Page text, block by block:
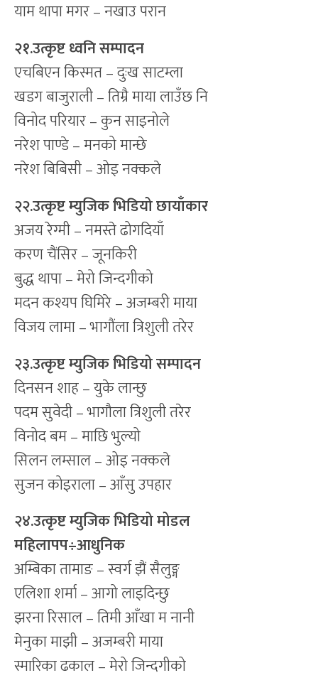
याम थापा मगर – नखाउ परान
२१.उत्कृष्ट ध्वनि सम्पादन
एचबिएन किस्मत – दुःख साटम्ला
खडग बाजुराली – तिम्रै माया लाउँछ नि
विनोद परियार – कुन साइनोले
नरेश पाण्डे – मनको मान्छे
नरेश बिबिसी – ओइ नक्कले
२२.उत्कृष्ट म्युजिक भिडियो छायाँकार
अजय रेग्मी – नमस्ते ढोगदियाँ
करण चैंसिर – जूनकिरी
बुद्ध थापा – मेरो जिन्दगीको
मदन कश्यप घिमिरे – अजम्बरी माया
विजय लामा – भागौंला त्रिशुली तरेर
२३.उत्कृष्ट म्युजिक भिडियो सम्पादन
दिनसन शाह – युके लान्छु
पदम सुवेदी – भागौला त्रिशुली तरेर
विनोद बम – माछि भुल्यो
सिलन लम्साल – ओइ नक्कले
सुजन कोइराला – आँसु उपहार
२४.उत्कृष्ट म्युजिक भिडियो मोडल
महिलापप÷आधुनिक
अम्बिका तामाङ – स्वर्ग झैं सैलुङ्ग
एलिशा शर्मा – आगो लाइदिन्छु
झरना रिसाल – तिमी आँखा म नानी
मेनुका माझी – अजम्बरी माया
स्मारिका ढकाल – मेरो जिन्दगीको